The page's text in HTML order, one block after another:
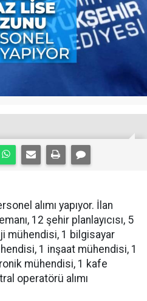
alımı yapıyor. İlan
12 şehir planlayıcısı, 5
mühendisi, 1 bilgisayar
1 inşaat mühendisi, 1
mühendisi, 1 kafe
operatörü alımı